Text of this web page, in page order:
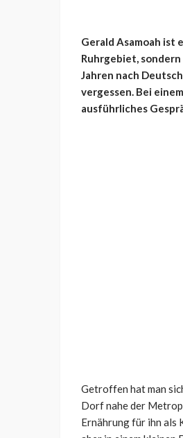
Gerald Asamoah ist
Ruhrgebiet,
Jahren nach
vergessen. Bei
ausführliches
Getroffen hat man
Dorf nahe der
Ernährung für ihn als